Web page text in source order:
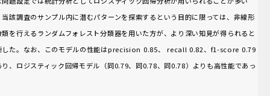
当該調査のサンプル内に潜むパターンを探索するという目的に限っては、非線形
類を行えるランダムフォレスト分類器を用いた方が、より深い知見が得られると
した。なお、このモデルの性能はprecision 0.85、 recall 0.82、f1-score 0.79
り、ロジスティック回帰モデル（同0.79、同0.78、同0.78）よりも高性能であっ